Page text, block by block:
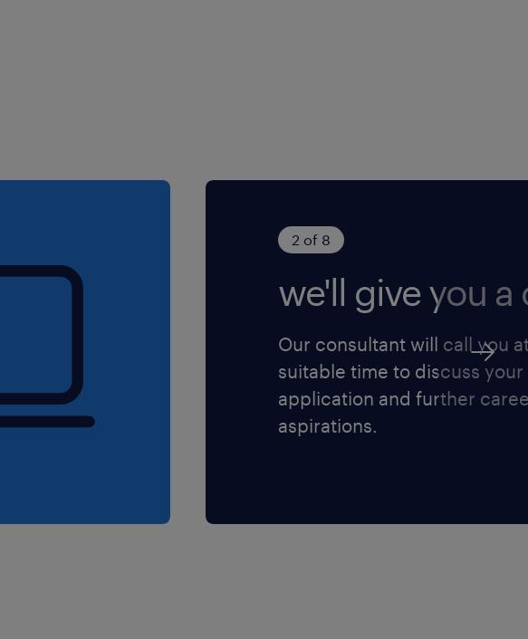
2 of 8
we'll give you a
Our consultant will call you
suitable time to discuss your
application and further
aspirations.